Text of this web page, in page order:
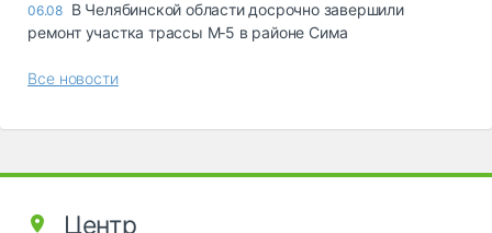
06.08 В Челябинской области досрочно завершили
ремонт участка трассы М‑5 в районе Сима
Все новости
Центр